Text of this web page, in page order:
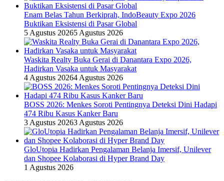
Enam Belas Tahun Berkiprah, IndoBeauty Expo 2026
Buktikan Eksistensi di Pasar Global
5 Agustus 20265 Agustus 2026
Waskita Realty Buka Gerai di Danantara Expo 2026,
Hadirkan Vasaka untuk Masyarakat
4 Agustus 20264 Agustus 2026
BOSS 2026: Menkes Soroti Pentingnya Deteksi Dini Hadapi
474 Ribu Kasus Kanker Baru
3 Agustus 20263 Agustus 2026
GloUtopia Hadirkan Pengalaman Belanja Imersif, Unilever
dan Shopee Kolaborasi di Hyper Brand Day
1 Agustus 2026